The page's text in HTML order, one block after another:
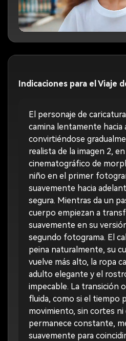
Indicaciones para el Viaje
El personaje de
camina lentamente hacia
convirtiéndose
realista de la imagen 2,
cinematográfico de
niño en el primer
suavemente hacia
segura. Mientras da un
cuerpo empiezan a
suavemente en su
segundo fotograma. El
peina naturalmente, su
vuelve más alto, la ropa
adulto elegante y el
impecable. La transición
fluida, como si el tiempo
movimiento, sin cortes
permanece constante,
suavemente para